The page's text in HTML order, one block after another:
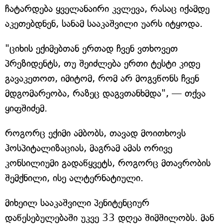
ჩატარდება ყველანაირი კვლევა, რასაც იქამდე
აკეთებდნენ, სანამ სააკაშვილი უარს იტყოდა.
"ციხის ექიმებთან ერთად ჩვენ ვთხოვეთ
პრეზიდენტს, თუ შეიძლება ერთი ტესტი კიდე
გავაკეთოთ, იმიტომ, რომ არ მოგვწონს ჩვენ
მდგომარეობა, რაზეც დაგვთანხმდა", — თქვა
ყიფშიძემ.
როგორც ექიმი ამბობს, თავად მოითხოვს
ჰოსპიტალიზაციას, მაგრამ ამას ორივე
კონსილიუმი გადაწყვეტს, როგორც მთავრობის
შემქნილი, ისე ალტერნატიული.
მიხეილ სააკაშვილი პენიტენციურ
დაწესებულებაში უკვე 33 დღეა შიმშილობს. მან